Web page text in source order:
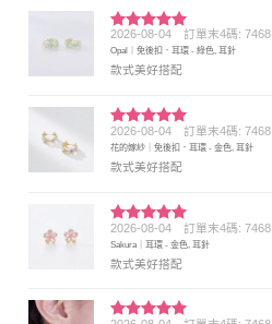
評分5 滿
分 5
2026-08-04 訂單末4碼: 7468
Opal｜免後扣．耳環 - 綠色, 耳針
款式美好搭配
評分5 滿
分 5
2026-08-04 訂單末4碼: 7468
花的嫁紗｜免後扣．耳環 - 金色, 耳針
款式美好搭配
評分5滿
分 5
2026-08-04 訂單末4碼: 7468
Sakura｜耳環 - 金色, 耳針
款式美好搭配